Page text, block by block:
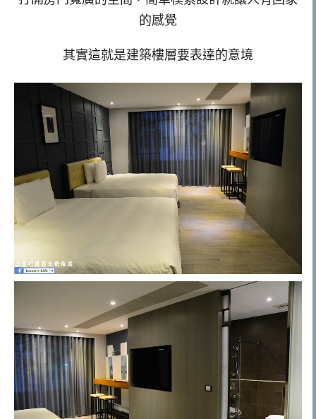
的感覺
其實這就是建築樓層要表達的意境